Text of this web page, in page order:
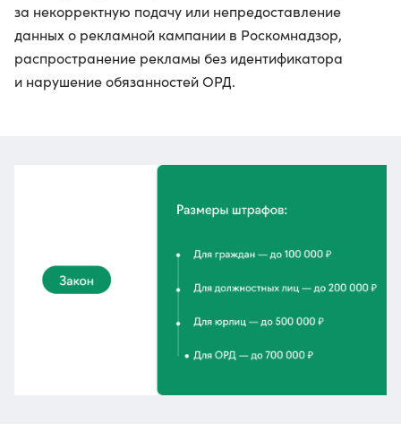
за некорректную подачу или непредоставление
данных о рекламной кампании в Роскомнадзор,
распространение рекламы без идентификатора
и нарушение обязанностей ОРД.